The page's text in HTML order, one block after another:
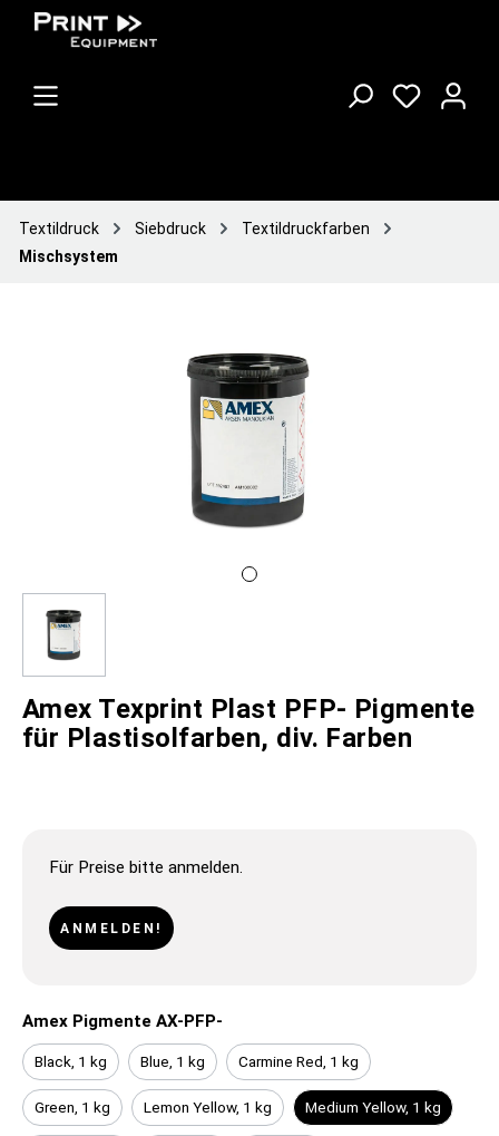
Textildruck Siebdruck
Textildruckfarben
Mischsystem
Amex Texprint Plast PFP- Pigmente
für Plastisolfarben, div. Farben
Für Preise bitte anmelden.
ANMELDEN!
Amex Pigmente AX-PFP-
Black, 1 kg Blue, 1 kg Carmine Red, 1 kg
Green, 1 kg Lemon Yellow, 1 kg Medium Yellow, 1 kg